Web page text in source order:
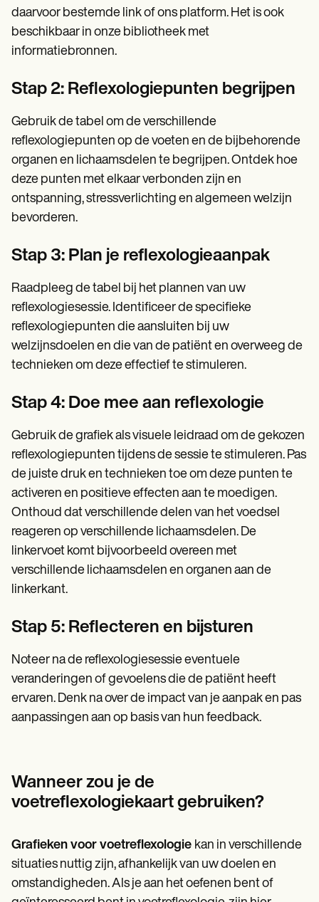
daarvoor bestemde link of ons platform. Het is ook
beschikbaar in onze bibliotheek met
informatiebronnen.
Stap 2: Reflexologiepunten begrijpen
Gebruik de tabel om de verschillende
reflexologiepunten op de voeten en de bijbehorende
organen en lichaamsdelen te begrijpen. Ontdek hoe
deze punten met elkaar verbonden zijn en
ontspanning, stressverlichting en algemeen welzijn
bevorderen.
Stap 3: Plan je reflexologieaanpak
Raadpleeg de tabel bij het plannen van uw
reflexologiesessie. Identificeer de specifieke
reflexologiepunten die aansluiten bij uw
welzijnsdoelen en die van de patiënt en overweeg de
technieken om deze effectief te stimuleren.
Stap 4: Doe mee aan reflexologie
Gebruik de grafiek als visuele leidraad om de gekozen
reflexologiepunten tijdens de sessie te stimuleren. Pas
de juiste druk en technieken toe om deze punten te
activeren en positieve effecten aan te moedigen.
Onthoud dat verschillende delen van het voedsel
reageren op verschillende lichaamsdelen. De
linkervoet komt bijvoorbeeld overeen met
verschillende lichaamsdelen en organen aan de
linkerkant.
Stap 5: Reflecteren en bijsturen
Noteer na de reflexologiesessie eventuele
veranderingen of gevoelens die de patiënt heeft
ervaren. Denk na over de impact van je aanpak en pas
aanpassingen aan op basis van hun feedback.
Wanneer zou je de
voetreflexologiekaart gebruiken?
Grafieken voor voetreflexologie kan in verschillende
situaties nuttig zijn, afhankelijk van uw doelen en
omstandigheden. Als je aan het oefenen bent of